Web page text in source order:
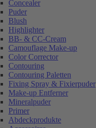
Concealer
Puder
Blush
Highlighter
BB- & CC-Cream
Camouflage Make-up
Color Corrector
Contouring
Contouring Paletten
Fixing Spray & Fixierpuder
Make-up Entferner
Mineralpuder
Primer
Abdeckprodukte